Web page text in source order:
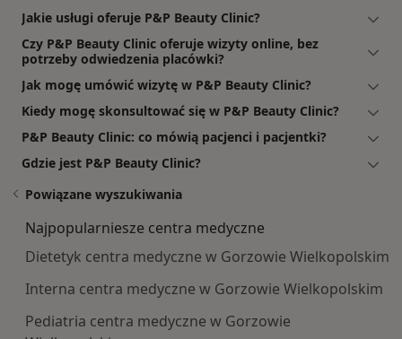
Jakie usługi oferuje P&P Beauty Clinic?
Czy P&P Beauty Clinic oferuje wizyty online, bez
potrzeby odwiedzenia placówki?
Jak mogę umówić wizytę w P&P Beauty Clinic?
Kiedy mogę skonsultować się w P&P Beauty Clinic?
P&P Beauty Clinic: co mówią pacjenci i pacjentki?
Gdzie jest P&P Beauty Clinic?
Powiązane wyszukiwania
Najpopularniesze centra medyczne
Dietetyk centra medyczne w Gorzowie Wielkopolskim
Interna centra medyczne w Gorzowie Wielkopolskim
Pediatria centra medyczne w Gorzowie